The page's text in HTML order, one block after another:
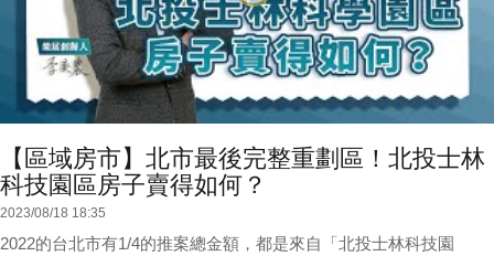
【區域房市】北市最後完整重劃區！北投士林
科技園區房子賣得如何？
2023/08/18 18:35
2022的台北市有1/4的推案總金額，都是來自「北投士林科技園